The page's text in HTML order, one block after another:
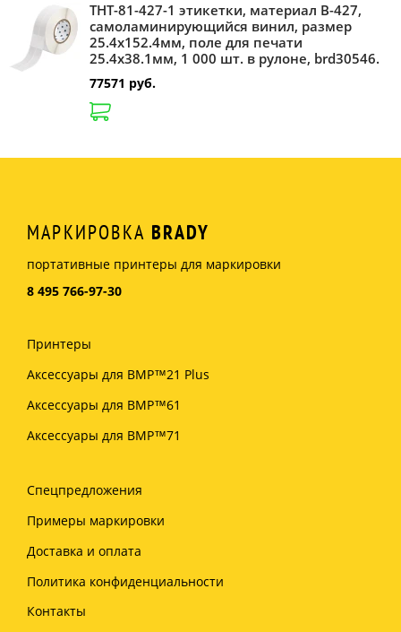
THT-81-427-1 этикетки, материал В-427,
самоламинирующийся винил, размер
25.4х152.4мм, поле для печати
25.4х38.1мм, 1 000 шт. в рулоне, brd30546.
77571 руб.
МАРКИРОВКА BRADY
портативные принтеры для маркировки
8 495 766-97-30
Принтеры
Аксессуары для BMP™21 Plus
Аксессуары для BMP™61
Аксессуары для BMP™71
Спецпредложения
Примеры маркировки
Доставка и оплата
Политика конфиденциальности
Контакты